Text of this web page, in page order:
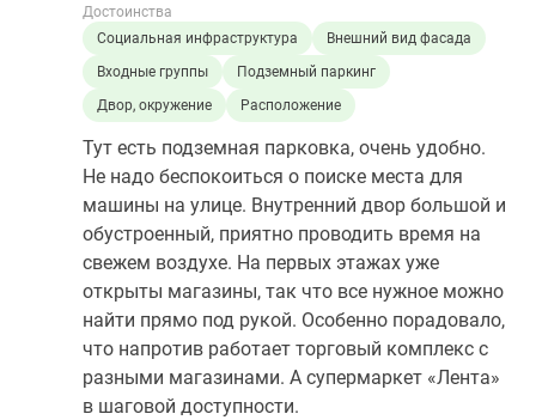
Достоинства
Социальная инфраструктура
Внешний вид фасада
Входные группы
Подземный паркинг
Двор, окружение
Расположение
Тут есть подземная парковка, очень удобно.
Не надо беспокоиться о поиске места для
машины на улице. Внутренний двор большой и
обустроенный, приятно проводить время на
свежем воздухе. На первых этажах уже
открыты магазины, так что все нужное можно
найти прямо под рукой. Особенно порадовало,
что напротив работает торговый комплекс с
разными магазинами. А супермаркет «Лента»
в шаговой доступности.